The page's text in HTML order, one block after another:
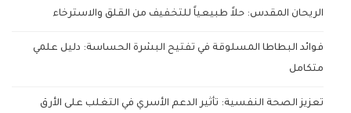
الريحان المقدس: حلاً طبيعياً للتخفيف من القلق والاسترخاء
فوائد البطاطا المسلوقة في تفتيح البشرة الحساسة: دليل علمي
متكامل
تعزيز الصحة النفسية: تأثير الدعم الأسري في التغلب على الأرق